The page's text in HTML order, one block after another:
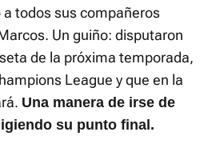
todos sus compañeros
Un guiño: disputaron
de la próxima temporada,
League y que en la
Una manera de irse de
su punto final.